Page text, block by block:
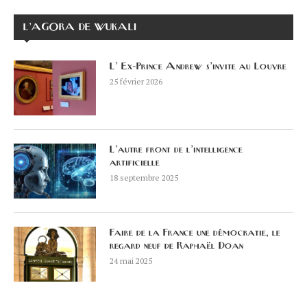
L’AGORA DE WUKALI
L’ Ex-Prince Andrew s’invite au Louvre
25 février 2026
L’autre front de l’intelligence
artificielle
18 septembre 2025
Faire de la France une démocratie, le
regard neuf de Raphaël Doan
24 mai 2025